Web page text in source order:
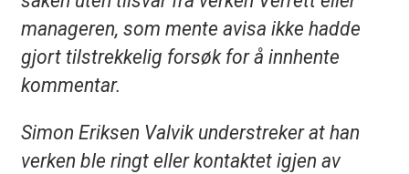
manageren, som mente avisa ikke hadde
gjort tilstrekkelig forsøk for å innhente
kommentar.
Simon Eriksen Valvik understreker at han
verken ble ringt eller kontaktet igjen av